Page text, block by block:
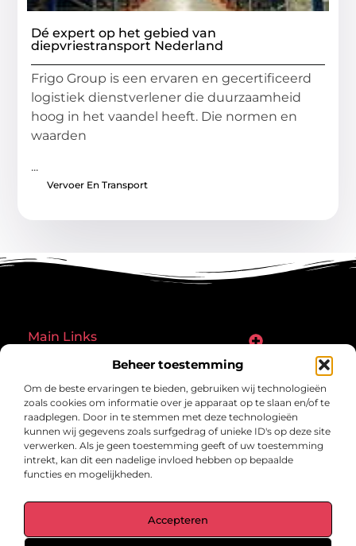
Beheer toestemming
Om de beste ervaringen te bieden, gebruiken wij technologieën
zoals cookies om informatie over je apparaat op te slaan en/of te
raadplegen. Door in te stemmen met deze technologieën
kunnen wij gegevens zoals surfgedrag of unieke ID's op deze site
verwerken. Als je geen toestemming geeft of uw toestemming
intrekt, kan dit een nadelige invloed hebben op bepaalde
functies en mogelijkheden.
Accepteren
Dé expert op het gebied van
diepvriestransport Nederland
Frigo Group is een ervaren en gecertificeerd
logistiek dienstverlener die duurzaamheid
hoog in het vaandel heeft. Die normen en
waarden
...
Vervoer En Transport
Main Links
inspirerende verhalen.
Ontdek blogs en artikelen over alles wat het dagelijks leven boeiend